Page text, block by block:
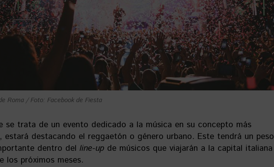
Roma / Foto: Facebook de Fiesta
se trata de un evento dedicado a la música en su concepto más
estará destacando el reggaetón o género urbano. Este tendrá un peso
dentro del line-up de músicos que viajarán a la capital italiana
los próximos meses.